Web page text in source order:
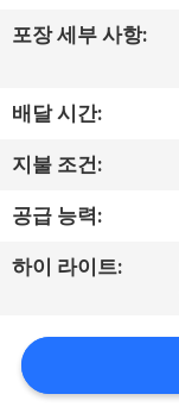
공
여
행
품
관
리
포장 세부 사항:
배달 시간:
지불 조건:
공급 능력:
하이 라이트: